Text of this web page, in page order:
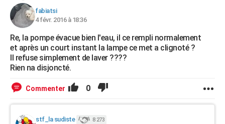
fabiatsi
4 févr. 2016 à 18:36
Re, la pompe évacue bien l'eau, il ce rempli normalement
et après un court instant la lampe ce met a clignoté ?
Il refuse simplement de laver ????
Rien na disjoncté.
Commenter 0
stf_la sudiste 8 273